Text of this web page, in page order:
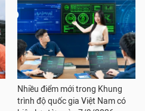
Nhiều điểm mới trong Khung
trình độ quốc gia Việt Nam có